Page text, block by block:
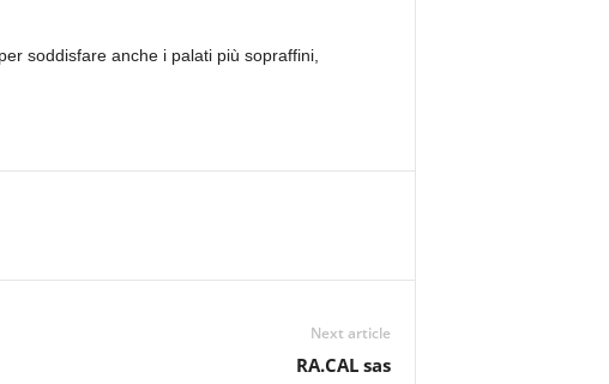
soddisfare anche i palati più sopraffini,
Next article
RA.CAL sas